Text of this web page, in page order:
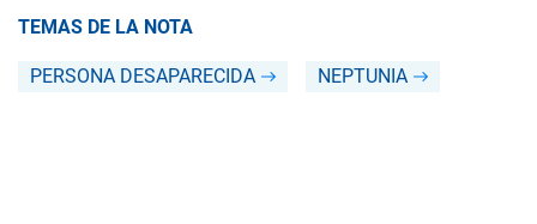
TEMAS DE LA NOTA
PERSONA DESAPARECIDA NEPTUNIA